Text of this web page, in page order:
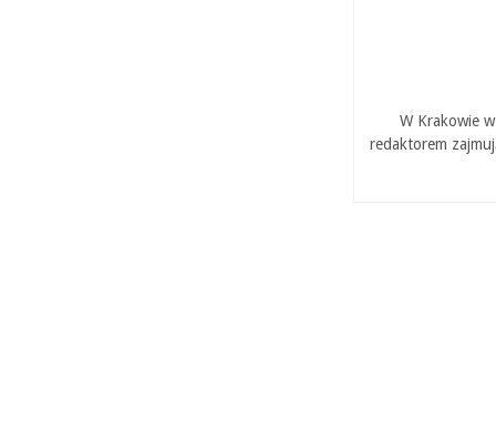
W Krakowie
redaktorem